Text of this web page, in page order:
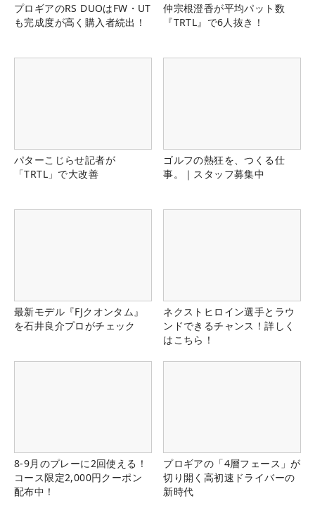
プロギアのRS DUOはFW・UT
も完成度が高く購入者続出！
仲宗根澄香が平均パット数
『TRTL』で6人抜き！
パターこじらせ記者が
「TRTL」で大改善
ゴルフの熱狂を、つくる仕
事。｜スタッフ募集中
最新モデル『FJクオンタム』
を石井良介プロがチェック
ネクストヒロイン選手とラウ
ンドできるチャンス！詳しく
はこちら！
8-9月のプレーに2回使える！
コース限定2,000円クーポン
配布中！
プロギアの「4層フェース」が
切り開く高初速ドライバーの
新時代